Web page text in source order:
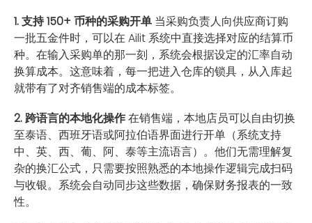
1. 支持 150+ 币种的采购开单 当采购负责人向供应商订购
一批五金件时，可以在 Ailit 系统中直接选择对应的结算币
种。在输入采购单的那一刻，系统会根据设定的汇率自动
换算成本。这意味着，每一把进入仓库的锁具，从入库起
就带有了对齐销售端的成本标签。
2. 跨语言的本地化操作在销售端，本地店员可以自由切换
至泰语、西班牙语或阿拉伯语界面进行开单（系统支持
中、英、西、葡、阿、泰等主流语言）。他们无需理解复
杂的换汇公式，只需要按照熟悉的本地操作逻辑完成扫码
与收银。系统会自动同步这些数据，确保财务报表的一致
性。